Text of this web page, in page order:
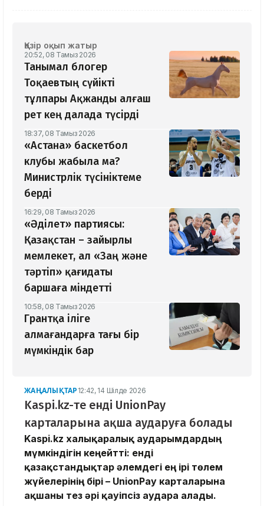
Қазір оқып жатыр
20:52, 08 Тамыз 2026
Танымал блогер
Тоқаевтың сүйікті
тұлпары Ақжанды алғаш
рет кең далада түсірді
18:37, 08 Тамыз 2026
«Астана» баскетбол
клубы жабыла ма?
Министрлік түсініктеме
берді
16:29, 08 Тамыз 2026
«Әділет» партиясы:
Қазақстан – зайырлы
мемлекет, ал «Заң және
тәртіп» қағидаты
баршаға міндетті
10:58, 08 Тамыз 2026
Грантқа іліге
алмағандарға тағы бір
мүмкіндік бар
ЖАҢАЛЫҚТАР 12:42, 14 Шілде 2026
Kaspi.kz-те енді UnionPay
карталарына ақша аударуға болады
Kaspi.kz халықаралық аударымдардың
мүмкіндігін кеңейтті: енді
қазақстандықтар әлемдегі ең ірі төлем
жүйелерінің бірі – UnionPay карталарына
ақшаны тез әрі қауіпсіз аудара алады.